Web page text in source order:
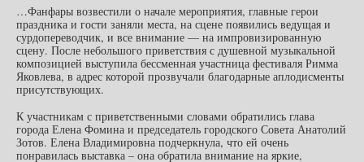
…Фанфары возвестили о начале мероприятия, главные герои
праздника и гости заняли места, на сцене появились ведущая и
сурдопереводчик, и все внимание — на импровизированную
сцену. После небольшого приветствия с душевной музыкальной
композицией выступила бессменная участница фестиваля Римма
Яковлева, в адрес которой прозвучали благодарные аплодисменты
присутствующих.
К участникам с приветственными словами обратились глава
города Елена Фомина и председатель городского Совета Анатолий
Зотов. Елена Владимировна подчеркнула, что ей очень
понравилась выставка – она обратила внимание на яркие,